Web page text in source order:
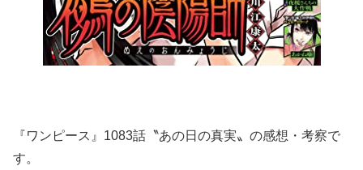
『ワンピース』1083話〝あの日の真実〟の感想・考察で
す。